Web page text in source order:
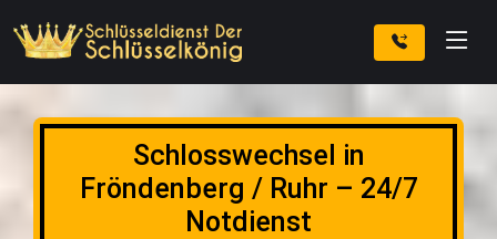
Schlosswechsel in
Fröndenberg / Ruhr – 24/7
Notdienst